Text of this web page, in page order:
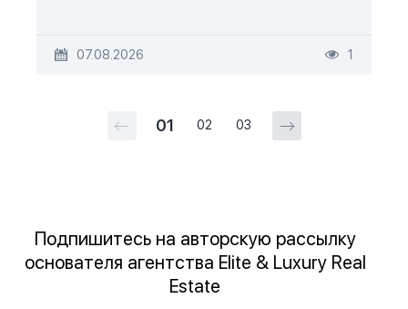
07.08.2026 1
01 02 03
Подпишитесь на авторскую рассылку
основателя агентства Elite & Luxury Real
Estate